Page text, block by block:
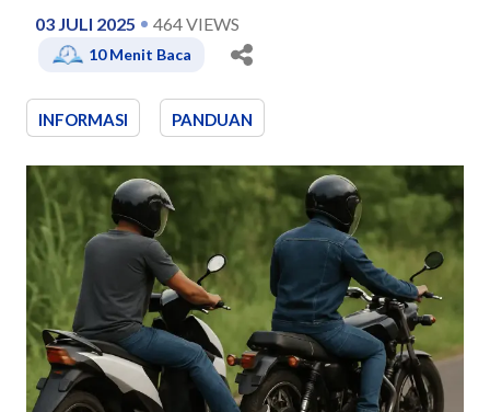
03 JULI 2025 464VIEWS
10Menit Baca
INFORMASI PANDUAN